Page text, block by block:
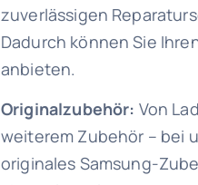
zuverlässigen
Dadurch können Sie
anbieten.
Originalzubehör: Von
weiterem Zubehör – bei
originales Samsung-